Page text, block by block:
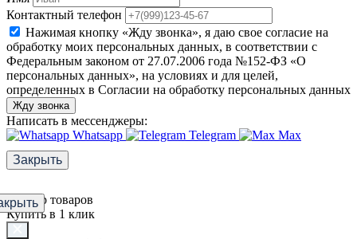
Контактный телефон
Нажимая кнопку «Жду звонка», я даю свое согласие на
обработку моих персональных данных, в соответствии с
Федеральным законом от 27.07.2006 года №152-ФЗ «О
персональных данных», на условиях и для целей,
определенных в Согласии на обработку персональных данных
Жду звонка
Написать в мессенджеры:
Whatsapp
Telegram
Max
Закрыть
Фильтр товаров
Купить в 1 клик